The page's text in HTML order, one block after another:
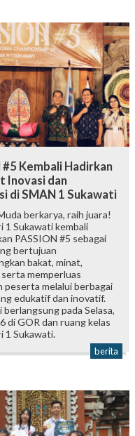
#5 Kembali Hadirkan
Inovasi dan
di SMAN 1 Sukawati
berkarya, raih juara!
1 Sukawati kembali
PASSION #5 sebagai
bertujuan
bakat, minat,
memperluas
peserta melalui berbagai
edukatif dan inovatif.
berlangsung pada Selasa,
di GOR dan ruang kelas
1 Sukawati.
berita